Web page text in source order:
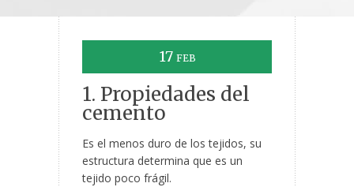
17 FEB
1. Propiedades del
cemento
Es el menos duro de los tejidos, su
estructura determina que es un
tejido poco frágil.